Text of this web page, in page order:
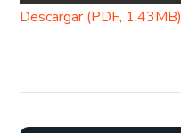
Descargar (PDF, 1.43MB)